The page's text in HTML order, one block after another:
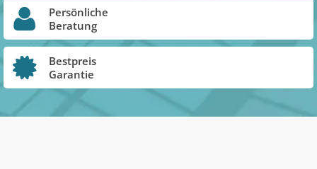
Persönliche
Beratung
Bestpreis
Garantie